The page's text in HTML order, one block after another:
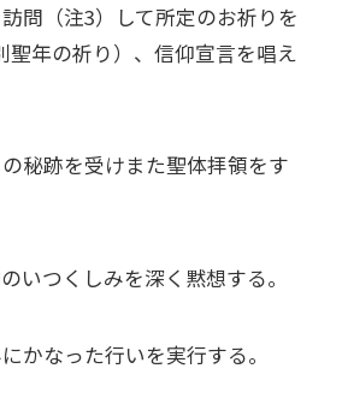
問（注3）して所定のお祈りを
聖年の祈り）、信仰宣言を唱え
秘跡を受けまた聖体拝領をす
いつくしみを深く黙想する。
かなった行いを実行する。